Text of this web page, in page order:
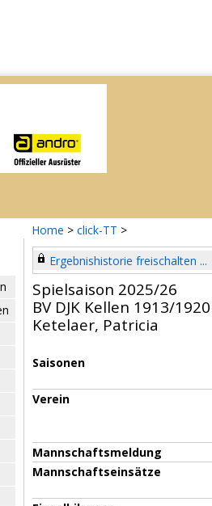
Home > click-TT >
Ergebnishistorie freischalten ...
Spielsaison 2025/26
BV DJK Kellen 1913/1920
Ketelaer, Patricia
Saisonen
Verein
Mannschaftsmeldung
Mannschaftseinsätze